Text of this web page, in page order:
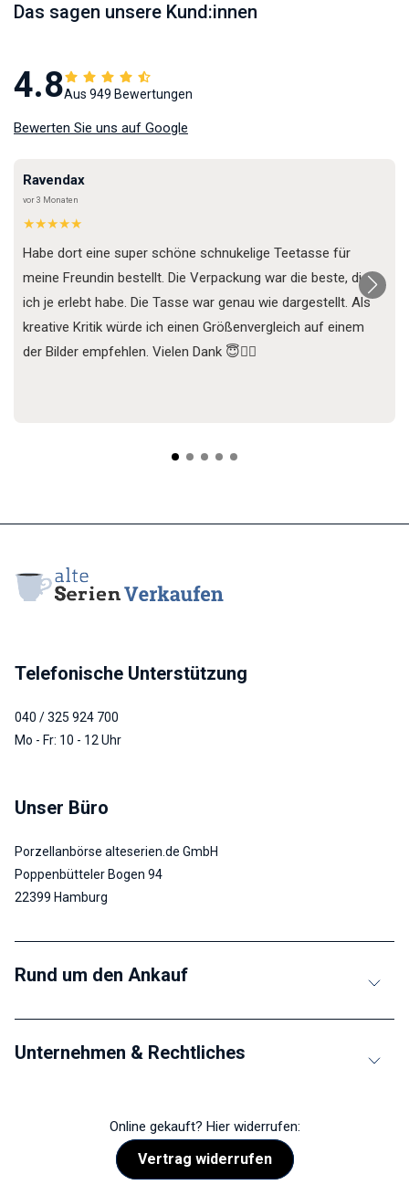
Das sagen unsere Kund:innen
4.8Aus 949 Bewertungen
Bewerten Sie uns auf Google
Ravendax
vor 3 Monaten
★★★★★
Habe dort eine super schöne schnukelige Teetasse für
meine Freundin bestellt. Die Verpackung war die beste, die
ich je erlebt habe. Die Tasse war genau wie dargestellt. Als
kreative Kritik würde ich einen Größenvergleich auf einem
der Bilder empfehlen. Vielen Dank 😇✌🏼
Telefonische Unterstützung
040 / 325 924 700
Mo - Fr: 10 - 12 Uhr
Unser Büro
Porzellanbörse alteserien.de GmbH
Poppenbütteler Bogen 94
22399 Hamburg
Rund um den Ankauf
Unternehmen & Rechtliches
Online gekauft? Hier widerrufen:
Vertrag widerrufen